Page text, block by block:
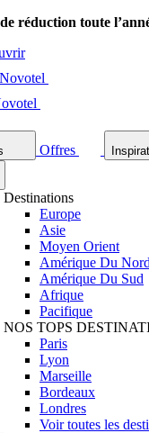
réduction toute
Offres
Destinations
Europe
Asie
Moyen Orient
Amérique Du Nord
Amérique Du Sud
Afrique
Pacifique
NOS TOPS
Paris
Lyon
Marseille
Bordeaux
Londres
Voir toutes les